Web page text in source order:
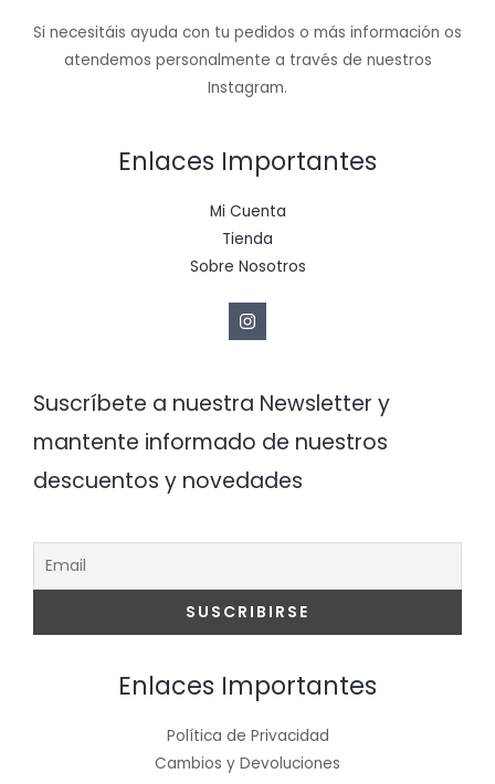
Si necesitáis ayuda con tu pedidos o más información os
atendemos personalmente a través de nuestros
Instagram.
Enlaces Importantes
Mi Cuenta
Tienda
Sobre Nosotros
Suscríbete a nuestra Newsletter y
mantente informado de nuestros
descuentos y novedades
Enlaces Importantes
Política de Privacidad
Cambios y Devoluciones